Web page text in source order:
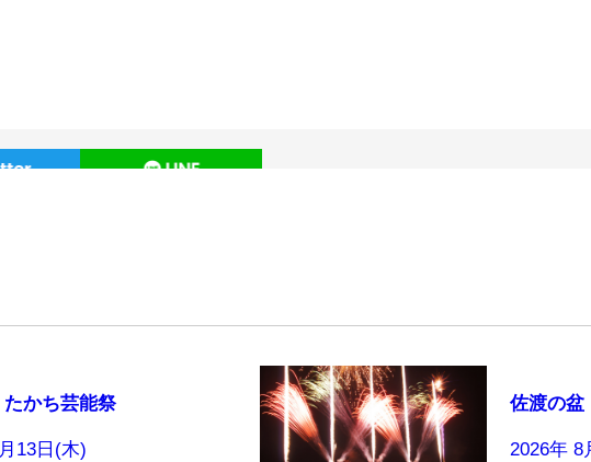
かち芸能祭
13日(木)
佐渡の盆
2026年 8